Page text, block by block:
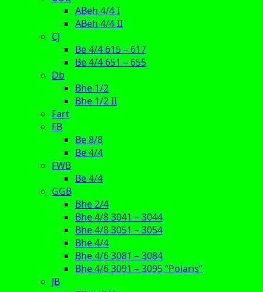
ABeh 4/4 I
ABeh 4/4 II
CJ
Be 4/4 615 – 617
Be 4/4 651 – 655
Db
Bhe 1/2
Bhe 1/2 II
Fart
FB
Be 8/8
Be 4/4
FWB
Be 4/4
GGB
Bhe 2/4
Bhe 4/8 3041 – 3044
Bhe 4/8 3051 – 3054
Bhe 4/4
Bhe 4/6 3081 – 3084
Bhe 4/6 3091 – 3095 “Polaris”
JB